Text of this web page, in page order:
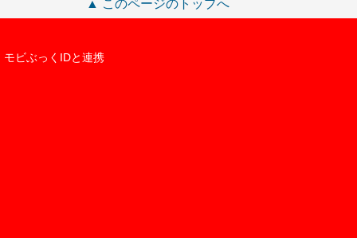
▲ このページのトップへ
モビぶっくIDと連携